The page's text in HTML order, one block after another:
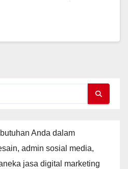
Anda dalam
admin sosial media,
jasa digital marketing